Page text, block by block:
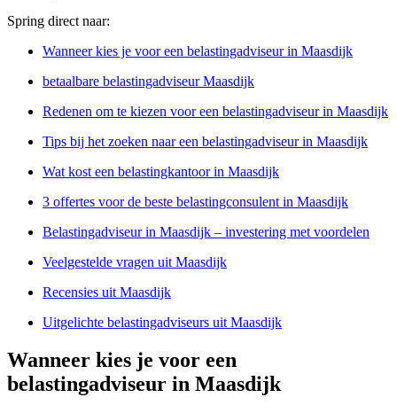
Spring direct naar:
Wanneer kies je voor een belastingadviseur in Maasdijk
betaalbare belastingadviseur Maasdijk
Redenen om te kiezen voor een belastingadviseur in Maasdijk
Tips bij het zoeken naar een belastingadviseur in Maasdijk
Wat kost een belastingkantoor in Maasdijk
3 offertes voor de beste belastingconsulent in Maasdijk
Belastingadviseur in Maasdijk – investering met voordelen
Veelgestelde vragen uit Maasdijk
Recensies uit Maasdijk
Uitgelichte belastingadviseurs uit Maasdijk
Wanneer kies je voor een
belastingadviseur in Maasdijk